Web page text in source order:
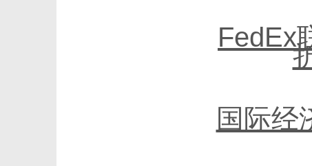
FedEx
国际经